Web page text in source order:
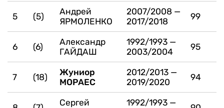
5 (5)
Андрей
ЯРМОЛЕНКО
2007/2008 —
2017/2018
99
6 (6)
Александр
ГАЙДАШ
1992/1993 —
2003/2004
95
7 (18)
Жуниор
МОРАЕС
2012/2013 —
2019/2020
94
Сергей
1992/1993 —